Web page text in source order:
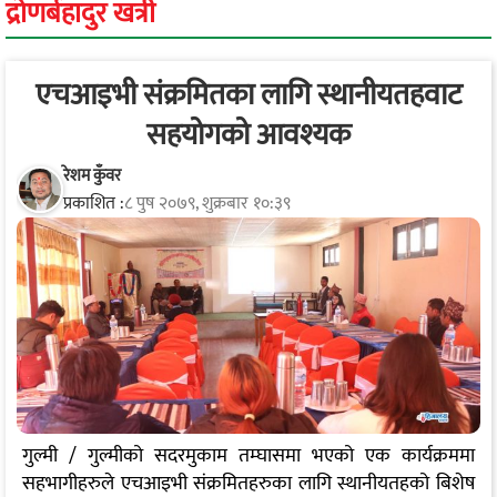
द्रोणर्बहादुर खत्री
एचआइभी संक्रमितका लागि स्थानीयतहवाट
सहयोगको आवश्यक
रेशम कुँवर
प्रकाशित :८ पुष २०७९, शुक्रबार १०:३९
गुल्मी / गुल्मीको सदरमुकाम तम्घासमा भएको एक कार्यक्रममा
सहभागीहरुले एचआइभी संक्रमितहरुका लागि स्थानीयतहको बिशेष